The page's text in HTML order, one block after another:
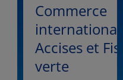
Commerce
Accises et
verte